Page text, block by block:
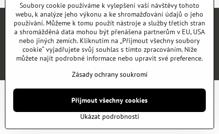
ÚvodE-SHOP KATALOGYNEWSKONTAKTREFERENCE
©2026CopyrightPředvolby soukromíZásady ochrany soukromí
Soubory cookie používáme k vylepšení vaší návštěvy tohoto
webu, k analýze jeho výkonu a ke shromažďování údajů o jeho
používání. Můžeme k tomu použít nástroje a služby třetích stran
a shromážděná data mohou být přenášena partnerům v EU, USA
nebo jiných zemích. Kliknutím na „Přijmout všechny soubory
cookie“ vyjadřujete svůj souhlas s tímto zpracováním. Níže
můžete najít podrobné informace nebo upravit své preference.
Zásady ochrany soukromí
Ukázat podrobnosti
Přijmout všechny cookies